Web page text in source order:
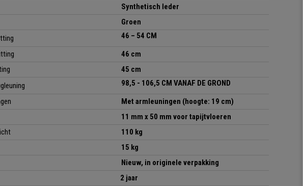
Synthetisch leder
Groen
46 – 54 CM
46 cm
45 cm
98,5 - 106,5 CM VANAF DE GROND
Met armleuningen (hoogte: 19 cm)
11 mm x 50 mm voor tapijtvloeren
110 kg
15 kg
Nieuw, in originele verpakking
2 jaar